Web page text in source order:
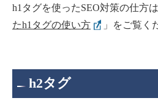
h1タグを使ったSEO対策の仕方は
たh1タグの使い方
」をご覧く
h2タグ